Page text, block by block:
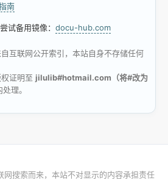
南
试备用镜像： docu-hub.com
互联网公开索引，本站自身不存储任何
证明至 jilulib#hotmail.com（将#改为
理。
网搜索而来，本站不对显示的内容承担责任